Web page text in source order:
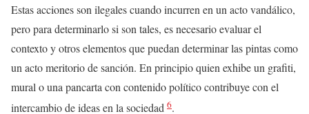
Estas acciones son ilegales cuando incurren en un acto vandálico,
pero para determinarlo si son tales, es necesario evaluar el
contexto y otros elementos que puedan determinar las pintas como
un acto meritorio de sanción. En principio quien exhibe un grafiti,
mural o una pancarta con contenido político contribuye con el
intercambio de ideas en la sociedad 6.